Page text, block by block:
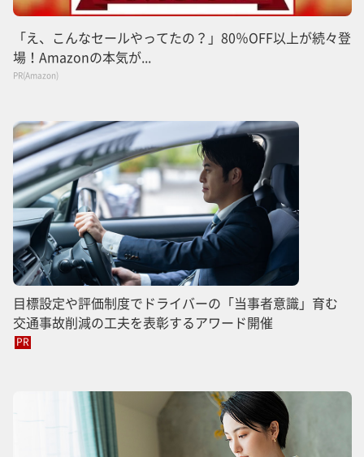
「え、こんなセールやってたの？」80％OFF以上が続々登
場！Amazonの本気が...
PR(Amazon)
目標設定や評価制度でドライバーの「当事者意識」育む
交通事故削減の工夫を表彰するアワード開催
PR